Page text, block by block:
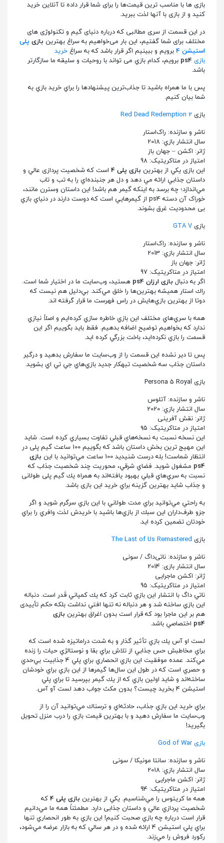
بازی ها با مناسب‌ ترین قیمت‌ها را برای شما قرار داده تا آنلاین خرید
کنید و از بازی با آنها لذت ببرید.
در این قسمت از سری مطالبی که درباره دنیای گیم و تکنولوژی‌ های
مختلف برای شما گفتیم، این بار می‌خواهیم به سراغ بهترین بازی پلی
استیشن 4
برویم و ببينيم اگر قرار باشد كه به سراغ خرید
بازی
برويم، كدام بازي می‌ تواند با روحيات و سليقه ما سازگارتر
باشد.
پس با ما همراه باشيد تا جذاب‌ترين پيشنهادها را براي خريد بازي به
شما بیان کنیم.
بازی Red Dead Redemption 2
ناشر و سازنده: راک‌استار
سال انتشار بازي: 2018
ژانر: اکشن – جهان باز
امتیاز در متاکریتیک: 98
این بازی یكي از بهترين بازی پلی 4
است كه شخصيت پردازی عالي و
داستان جذابي ارائه مي‌ دهد و دل هر جنبنده‌اي را به تب و تاب
مي‌اندازد؛ چه برسد به اينكه گيمر هم باشد! اين داستان وسترن مانند،
خوراک آن دسته ps4 از گيمرهايي است كه دوست دارند در دنياي بازي
بی محدودیت غرق بشوند.
بازی GTA V
ناشر و سازنده: راک‌استار
سال انتشار بازي: 2013
ژانر: جهان باز
امتياز در متاکریتیک: 97
اگر به دنبال بازی ارزان ps4
هستيد، وب‌سایت ما در اختيار شما است.
راك استار هميشه بهترين‌ها را خلق مي‌كند. بي‌دليل هم نيست كه
دوتا از بهترين بازي‌هايش در راس فهرست ما قرار گرفته‌ اند.
همه با سري‌هاي مختلف اين بازي خاطره سازي كرده‌ايم و اصلاً نيازي
ندارد كه بخواهيم توضيح اضافه بدهیم. فقط باید بگوییم اگر اين
قسمت را بازي نكرده‌ايد، باخت بزرگي كرده‌ ايد.
پس تا دير نشده اين قسمت را از وب‌سایت ما سفارش بدهيد و درگير
داستان جذاب سه شخصيت تبهكار جديد بازي‌هاي جي تي اي بشويد.
بازی Persona 5 Royal
ناشر و سازنده: آتلوس
سال انتشار بازي: 2020
ژانر: نقش آفرینی
امتياز در متاکریتیک: ۹۵
اين نسخه نسبت به نسخه‌هاي قبلي تفاوت بسياري كرده است. شايد
اين مهيج‌ ترين بخش داستان باشد كه بگوييم 100 ساعت گيم پلی در
انتظار شماست! بله درست شنيديد 100 ساعت مي‌توانيد با اين
بازی
ps4 مشغول شويد. فضاي شرقي، محوريت چند شخصيت جذاب كه
نسبت به سري‌هاي قبلي بهبود یافته‌اند به همراه يك گيم پلی طولانی
و جذاب شايد بهترين گزينه براي خريد این بازی باشد.
به راحتي مي‌توانيد براي مدت طولاني با اين بازي سرگرم شويد و اگر
جزو طرف‌داران اين سبك از بازي‌ها باشيد با خريدش لذت وافري را براي
خودتان تضمين كرده‌ ايد.
بازی The Last of Us Remastered
ناشر و سازنده: ناتی‌داگ / سونی
سال انتشار بازی: 2014
ژانر: اکشن ماجرایی
امتياز در متاکریتیک: 95
ناتي داگ با انتشار اين بازي ثابت كرد كه يك كمپاني قَدر است. دنباله
اين بازي ساخته شد و هر دنباله نه تنها افتي نداشت بلكه حكم تأییدی
هم بر اين ماجرا بود كه قرار است بدون اغراق بهترين بازی
ps4 اختصاصي باشد.
لست او آس يك بازي تأثیر گذار و به شدت دراماتيزه شده است كه
براي مخاطبش حس جذابي از تلاش براي بقا و نوستالژي حيات را زنده
مي‌كند. عمده موفقيت اين بازي انحصاري براي پلي 4 جذابيت بي‌حدي
و حصري است كه در طول اين سال‌ها گيمرها از اين بازي براي خودشان
ساخته‌اند و شايد اولين بازي كه از يك گيمر بپرسيد تا براي پلي
استيشن 4 بخريد چيست؟ بدون مكث جواب دهد لست آو آس.
براي خريد اين بازي جذاب، حادثه‌اي و ترسناك مي‌توانيد آن را از
وب‌سایت ما سفارش دهيد و با بهترين قيمت بازي را درب منزل تحويل
بگيريد!
بازی God of War
ناشر و سازنده: سانتا مونیکا / سونی
سال انتشار بازي: 2018
ژانر: اکشن ماجرایی
امتياز در متاکریتیک: 94
همه ما كريتوس را مي‌شناسيم. يكي از بهترين بازی پلی 4
كه
شخصيت پردازي عالي و داستان جذابی دارد. مطمئناً همه ما مي‌دانيم
قرار است درباره چه بازي صحبت كنيم! اين بازي به طور انحصاري تنها
براي پلي استيشن 4 ارائه شده و در هر سالي كه به بازار عرضه مي‌شود،
ركورد فروش را مي‌زند.